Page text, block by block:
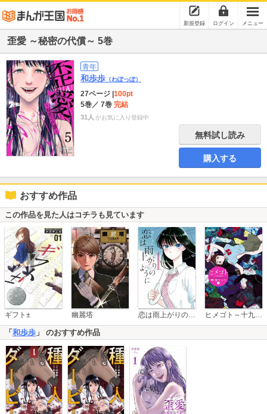
新規登録 ログイン メニュー
歪愛 ～秘密の代償～ 5巻
青年
和歩歩 （わぽっぽ）
27ページ 100pt
5巻／ 7巻 完結
31人 がお気に入り登録中
無料試し読み
購入する
おすすめ作品
この作品を見た人はコチラも見ています
ギフト± 幽麗塔 恋は雨上がりのように ヒメゴト～十九歳の制服～
「 和歩歩 」 のおすすめ作品